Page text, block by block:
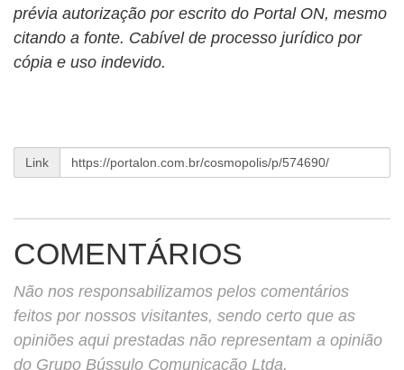
prévia autorização por escrito do Portal ON, mesmo
citando a fonte. Cabível de processo jurídico por
cópia e uso indevido.
Link
COMENTÁRIOS
Não nos responsabilizamos pelos comentários
feitos por nossos visitantes, sendo certo que as
opiniões aqui prestadas não representam a opinião
do Grupo Bússulo Comunicação Ltda.